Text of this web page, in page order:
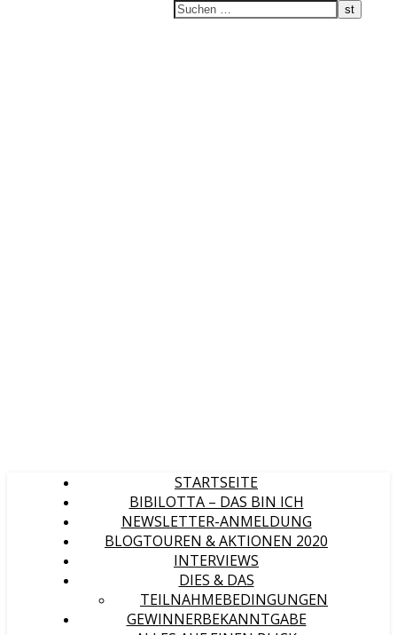
STARTSEITE
BIBILOTTA – DAS BIN ICH
NEWSLETTER-ANMELDUNG
BLOGTOUREN & AKTIONEN 2020
INTERVIEWS
DIES & DAS
TEILNAHMEBEDINGUNGEN
GEWINNERBEKANNTGABE